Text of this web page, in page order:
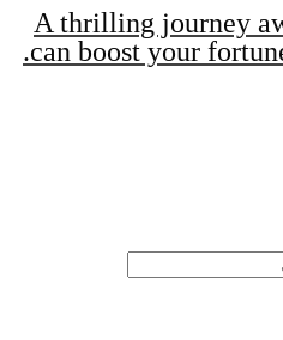
A thrilling journey
can boost your